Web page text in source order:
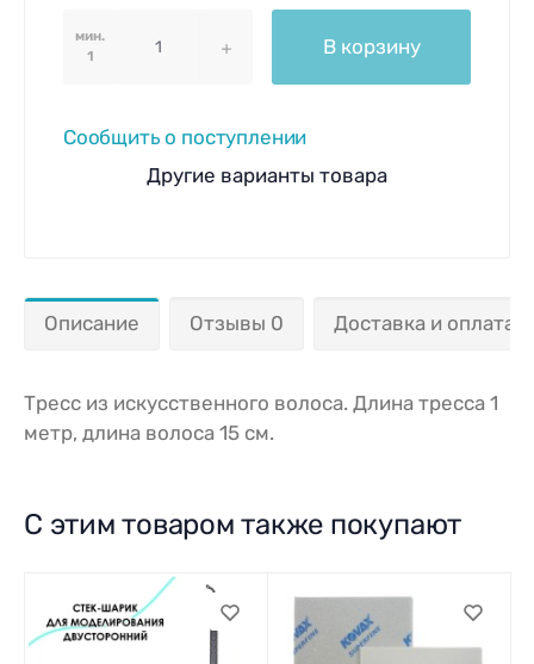
мин.
1
В корзину
Сообщить о поступлении
Другие варианты товара
Описание Отзывы 0 Доставка и оплата
Тресс из искусственного волоса. Длина тресса 1
метр, длина волоса 15 см.
С этим товаром также покупают